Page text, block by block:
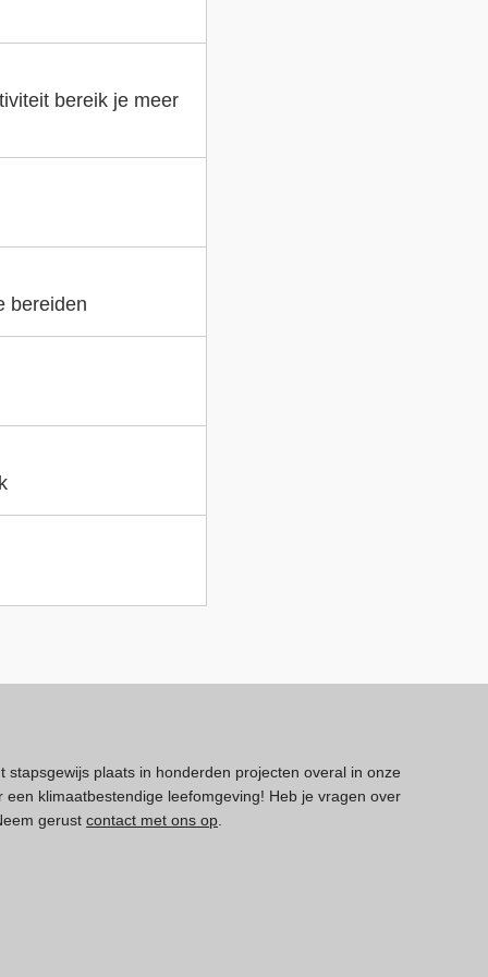
bereik je meer
bereiden
stapsgewijs plaats in honderden projecten overal in onze
klimaatbestendige leefomgeving! Heb je vragen over
gerust contact met ons op